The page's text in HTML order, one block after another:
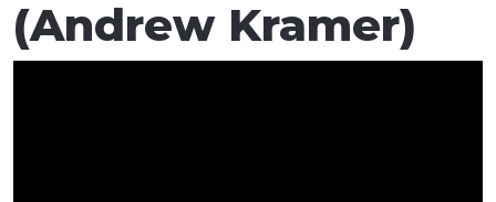
(Andrew Kramer)